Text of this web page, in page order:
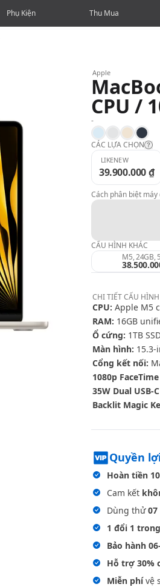
Phụ Kiện Thu Mua
Apple
CPU /
-
Sky Blue
SilverStarlight
CÁC LỰA CHỌN
Likenew:
98%:
LIKENEW
39.900.000 ₫
Cách phân biệt máy
CẤU HÌNH KHÁC
M5, 24GB,
CHI TIẾTCẤU HÌNH
CPU: Apple M5
RAM: 16GB
Ổ cứng: 1TB
Màn hình: 15.3-
Cổng kết nối:
1080p
35W Dual
Backlit Magic
Quyền
Hoàn tiền
Cam kết
Dùng thử
1 đổi 1
Bảo hành
Hỗ trợ 30%
Miễn phívệ